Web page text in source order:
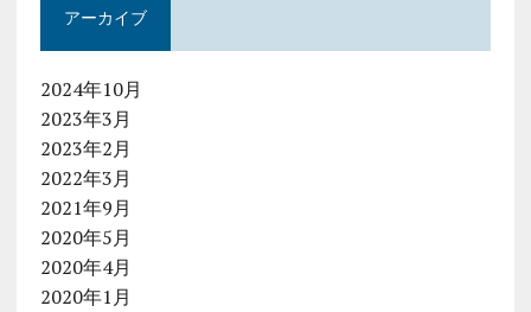
アーカイブ
2024年10月
2023年3月
2023年2月
2022年3月
2021年9月
2020年5月
2020年4月
2020年1月